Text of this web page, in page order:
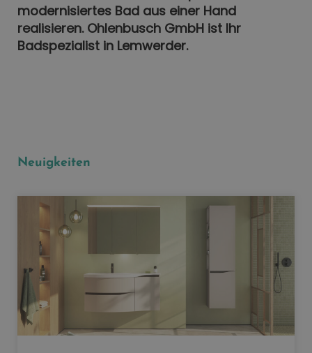
modernisiertes Bad aus einer Hand
realisieren. Ohlenbusch GmbH ist Ihr
Badspezialist in Lemwerder.
Neuigkeiten